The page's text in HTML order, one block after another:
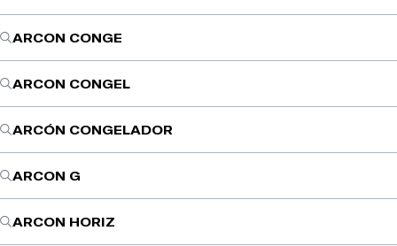
ARCON CONGE
ARCON CONGEL
ARCÓN CONGELADOR
ARCON G
ARCON HORIZ